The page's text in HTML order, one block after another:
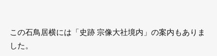
この石鳥居横には「史跡 宗像大社境内」の案内もありま
した。